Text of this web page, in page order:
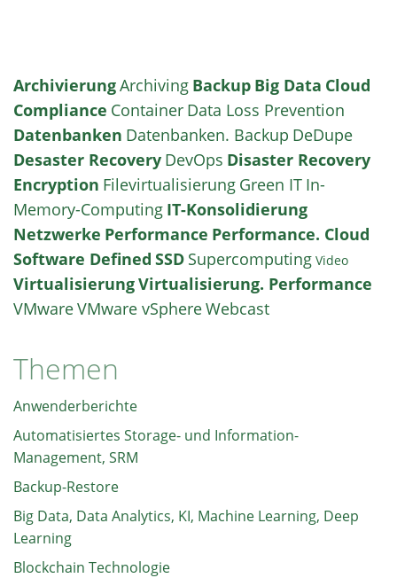
ArchivierungArchiving Backup Big Data Cloud
Compliance Container Data Loss Prevention
Datenbanken Datenbanken. Backup DeDupe
Desaster Recovery DevOps Disaster Recovery
Encryption Filevirtualisierung Green IT In-
Memory-Computing IT-Konsolidierung
Netzwerke Performance Performance. Cloud
Software Defined SSD Supercomputing Video
VirtualisierungVirtualisierung. Performance
VMwareVMware vSphereWebcast
Themen
Anwenderberichte
Automatisiertes Storage- und Information-
Management, SRM
Backup-Restore
Big Data, Data Analytics, KI, Machine Learning, Deep
Learning
Blockchain Technologie